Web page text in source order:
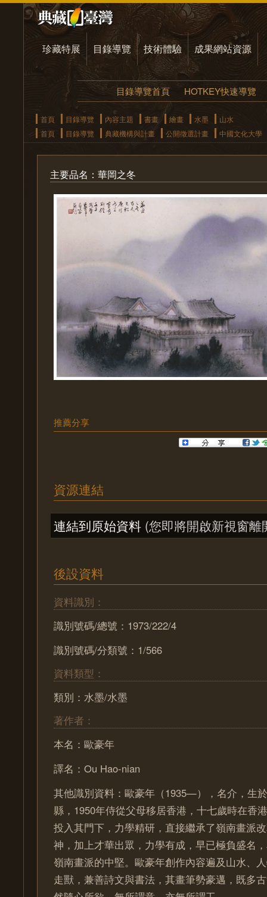
珍藏特展 目錄導覽 技術體驗 成果網站資源
目錄導覽首頁 HOTKEY快速導覽
首頁 目錄導覽 內容主題 書畫 繪畫 水墨
山水
首頁
目錄導覽 典藏機構與計畫 公開徵選計畫 中國文化大學
主要品名：華岡之冬
推薦分享
資源連結
連結到原始資料 (您即將開啟新視窗離
後設資料
資料識別：
識別號碼/總號：1973/222/4
識別號碼/分類號：1/566
資料類型：
類別：水墨/水墨
著作者：
本名：歐豪年
譯名：Ou Hao-nian
其他識別資料：歐豪年（1935—），名介，生
縣，1950年侍從父母移居香港，十七歲時在香
投入其門下，力學精研，直接繼承了嶺南畫派
神，加上才華出眾，力學有成，早已極負盛名
嶺南畫派的中堅。歐豪年創作內容遍及山水、
走獸，兼善詩文與書法，其畫筆勢豪邁，既多